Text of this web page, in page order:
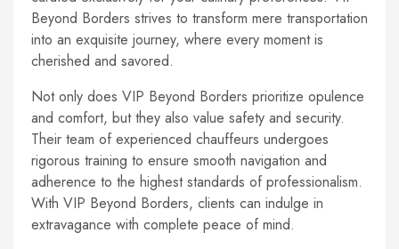
Beyond Borders strives to transform mere transportation
into an exquisite journey, where every moment is
cherished and savored.
Not only does VIP Beyond Borders prioritize opulence
and comfort, but they also value safety and security.
Their team of experienced chauffeurs undergoes
rigorous training to ensure smooth navigation and
adherence to the highest standards of professionalism.
With VIP Beyond Borders, clients can indulge in
extravagance with complete peace of mind.